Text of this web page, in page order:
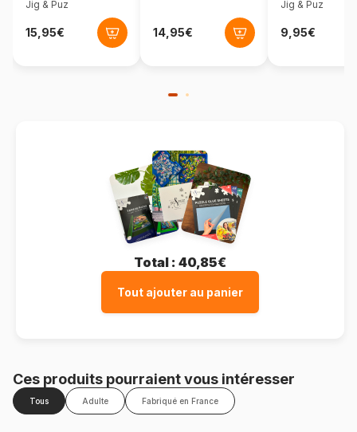
pièces
Jig & Puz Jig & Puz
Total : 40,85€
Tout ajouter au panier
Ces produits pourraient vous intéresser
Tous Adulte Fabriqué en France